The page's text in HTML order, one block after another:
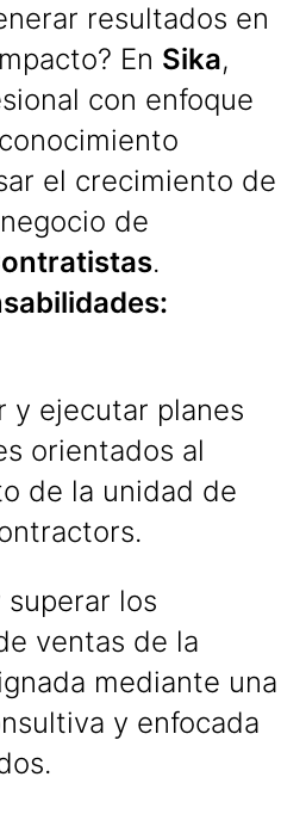
resultados en
En Sika,
con enfoque
el crecimiento de
de
.
y ejecutar planes
orientados al
de la unidad de
los
ventas de la
mediante una
y enfocada